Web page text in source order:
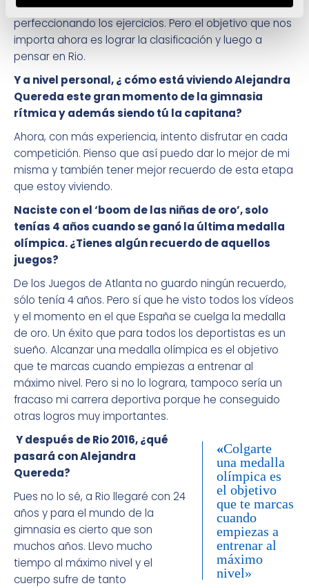
tenemos un año más para seguir mejorando y
perfeccionando los ejercicios. Pero el objetivo que nos
importa ahora es lograr la clasificación y luego a
pensar en Rio.
Y a nivel personal, ¿ cómo está viviendo Alejandra
Quereda este gran momento de la gimnasia
rítmica y además siendo tú la capitana?
Ahora, con más experiencia, intento disfrutar en cada
competición. Pienso que así puedo dar lo mejor de mi
misma y también tener mejor recuerdo de esta etapa
que estoy viviendo.
Naciste con el ‘boom de las niñas de oro’, solo
tenías 4 años cuando se ganó la última medalla
olímpica. ¿Tienes algún recuerdo de aquellos
juegos?
De los Juegos de Atlanta no guardo ningún recuerdo,
sólo tenía 4 años. Pero sí que he visto todos los vídeos
y el momento en el que España se cuelga la medalla
de oro. Un éxito que para todos los deportistas es un
sueño. Alcanzar una medalla olímpica es el objetivo
que te marcas cuando empiezas a entrenar al
máximo nivel. Pero si no lo lograra, tampoco sería un
fracaso mi carrera deportiva porque he conseguido
otras logros muy importantes.
«Colgarte
una medalla
olímpica es
el objetivo
que te marcas
cuando
empiezas a
entrenar al
máximo
nivel»
Y después de Rio 2016, ¿qué
pasará con Alejandra
Quereda?
Pues no lo sé, a Rio llegaré con 24
años y para el mundo de la
gimnasia es cierto que son
muchos años. Llevo mucho
tiempo al máximo nivel y el
cuerpo sufre de tanto